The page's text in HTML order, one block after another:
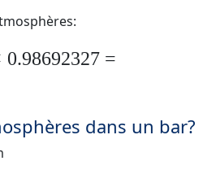
0.98692327 =
dans un bar?